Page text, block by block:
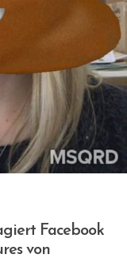
Facebook
von